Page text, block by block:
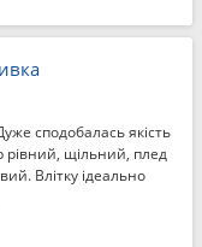
сподобалась якість
рівний, щільний, плед
Влітку ідеально